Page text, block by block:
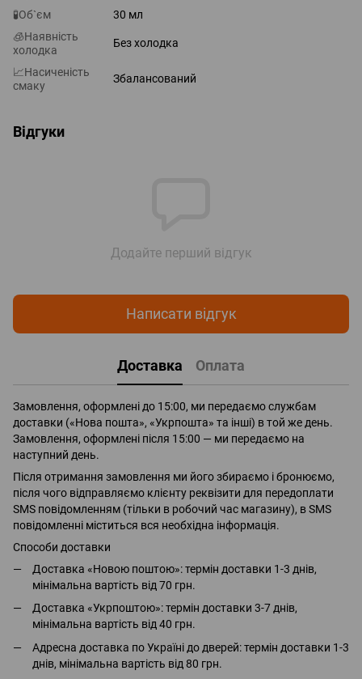
🧪Об`єм
30 мл
🧊Наявність
холодка
Без холодка
📈Насиченість
смаку
Збалансований
Відгуки
Додайте перший відгук
Написати відгук
Доставка Оплата
Замовлення, оформлені до 15:00, ми передаємо службам
доставки («Нова пошта», «Укрпошта» та інші) в той же день.
Замовлення, оформлені після 15:00 — ми передаємо на
наступний день.
Після отримання замовлення ми його збираємо і бронюємо,
після чого відправляємо клієнту реквізити для передоплати
SMS повідомленням (тільки в робочий час магазину), в SMS
повідомленні міститься вся необхідна інформація.
Способи доставки
Доставка «Новою поштою»: термін доставки 1-3 днів,
мінімальна вартість від 70 грн.
Доставка «Укрпоштою»: термін доставки 3-7 днів,
мінімальна вартість від 40 грн.
Адресна доставка по Україні до дверей: термін доставки 1-3
днів, мінімальна вартість від 80 грн.